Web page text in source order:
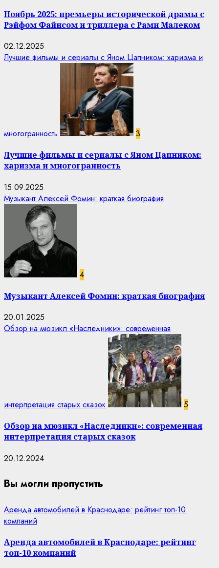
Ноябрь 2025: премьеры исторической драмы с
Рэйфом Файнсом и триллера с Рами Малеком
02.12.2025
Лучшие фильмы и сериалы с Яном Цапником: харизма и
многогранность 3
Лучшие фильмы и сериалы с Яном Цапником:
харизма и многогранность
15.09.2025
Музыкант Алексей Фомин: краткая биография
4
Музыкант Алексей Фомин: краткая биография
20.01.2025
Обзор на мюзикл «Наследники»: современная
интерпретация старых сказок 5
Обзор на мюзикл «Наследники»: современная
интерпретация старых сказок
20.12.2024
Вы могли пропустить
Аренда автомобилей в Краснодаре: рейтинг топ-10
компаний
Аренда автомобилей в Краснодаре: рейтинг
топ-10 компаний